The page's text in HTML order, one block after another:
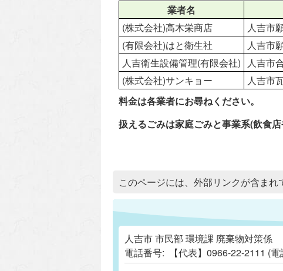
業者名
(株式会社)高木栄商店
人吉市
(有限会社)はと衛生社
人吉市
人吉衛生設備管理(有限会社)
人吉市
(株式会社)サンキョー
人吉市
料金は各業者にお尋ねください。
扱えるごみは家庭ごみと事業系(飲食
追加情報：外部リンク
このページには、外部リンクが含まれ
人吉市 市民部 環境課 廃棄物対策係
電話番号:
【代表】0966-22-2111 (